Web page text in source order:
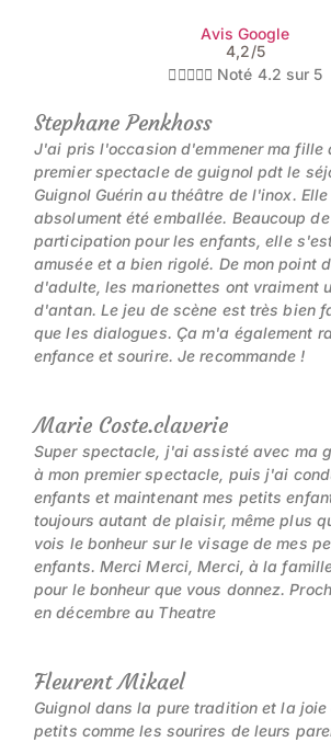
Avis Google
4,2/5
 Noté 4.2 sur 5
Stephane Penkhoss
J'ai pris l'occasion d'emmener ma fille
premier spectacle de guignol pdt le
Guignol Guérin au théâtre de l'inox. Elle
absolument été emballée. Beaucoup de
participation pour les enfants, elle
amusée et a bien rigolé. De mon point
d'adulte, les marionettes ont vraiment
d'antan. Le jeu de scène est très bien
que les dialogues. Ça m'a également
enfance et sourire. Je recommande !
Marie Coste.claverie
Super spectacle, j'ai assisté avec ma
à mon premier spectacle, puis j'ai
enfants et maintenant mes petits
toujours autant de plaisir, même plus
vois le bonheur sur le visage de mes
enfants. Merci Merci, Merci, à la
pour le bonheur que vous donnez.
en décembre au Theatre
Fleurent Mikael
Guignol dans la pure tradition et la joie
petits comme les sourires de leurs